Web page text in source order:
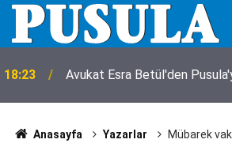
18:23 Avukat Esra Betül'den
Anasayfa Yazarlar Mübarek